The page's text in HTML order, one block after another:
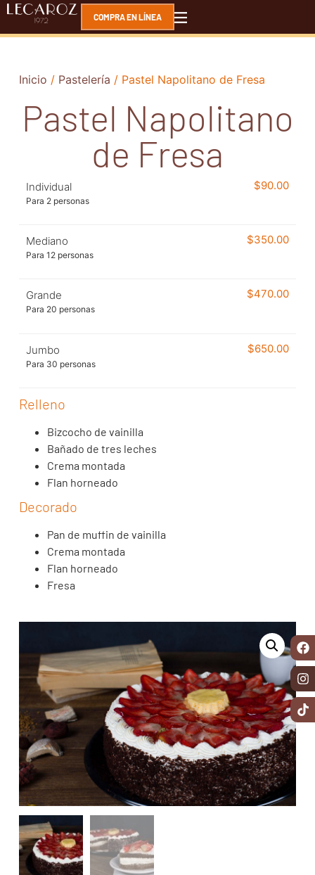
COMPRA EN LÍNEA
Inicio / Pastelería / Pastel Napolitano de Fresa
Pastel Napolitano
de Fresa
Individual
Para 2 personas
$90.00
Mediano
Para 12 personas
$350.00
Grande
Para 20 personas
$470.00
Jumbo
Para 30 personas
$650.00
Relleno
Bizcocho de vainilla
Bañado de tres leches
Crema montada
Flan horneado
Decorado
Pan de muffin de vainilla
Crema montada
Flan horneado
Fresa